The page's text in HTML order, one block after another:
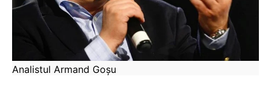
Analistul Armand Goșu